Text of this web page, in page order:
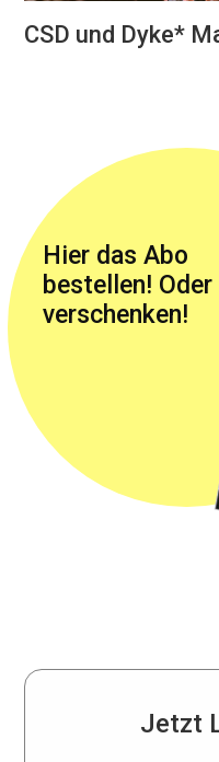
CSD und Dyke*
Hier das Abo
bestellen! Oder
verschenken!
Jetzt